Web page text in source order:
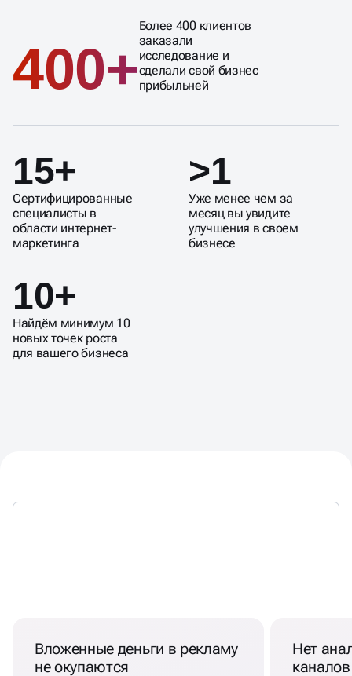
400+
Более 400 клиентов
заказали
исследование и
сделали свой бизнес
прибыльней
15+
Сертифицированные
специалисты в
области интернет-
маркетинга
>1
Уже менее чем за
месяц вы увидите
улучшения в своем
бизнесе
10+
Найдём минимум 10
новых точек роста
для вашего бизнеса
Вложенные деньги в рекламу
не окупаются
Нет
каналов